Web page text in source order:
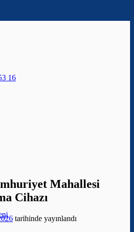
16
Mahallesi
Cihazı
tarihinde yayınlandı